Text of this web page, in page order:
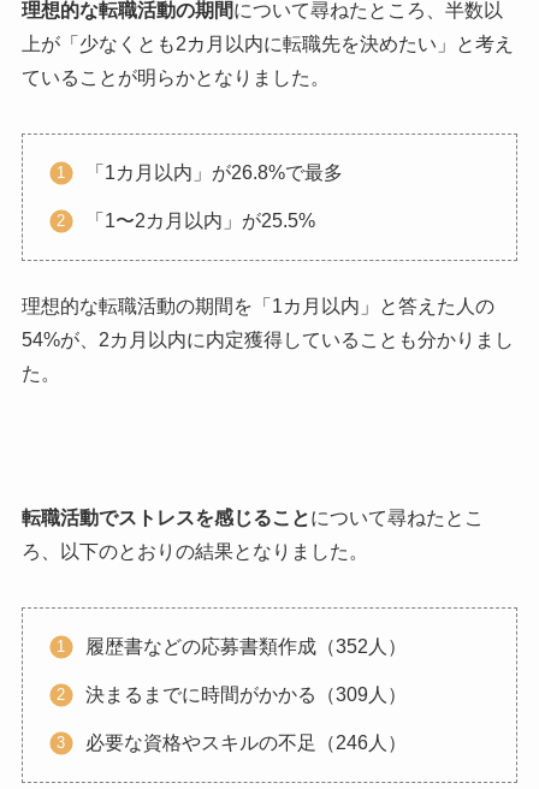
理想的な転職活動の期間について尋ねたところ、半数以
上が「少なくとも2カ月以内に転職先を決めたい」と考え
ていることが明らかとなりました。
「1カ月以内」が26.8%で最多
「1〜2カ月以内」が25.5%
理想的な転職活動の期間を「1カ月以内」と答えた人の
54%が、2カ月以内に内定獲得していることも分かりまし
た。
転職活動でストレスを感じることについて尋ねたとこ
ろ、以下のとおりの結果となりました。
履歴書などの応募書類作成（352人）
決まるまでに時間がかかる（309人）
必要な資格やスキルの不足（246人）